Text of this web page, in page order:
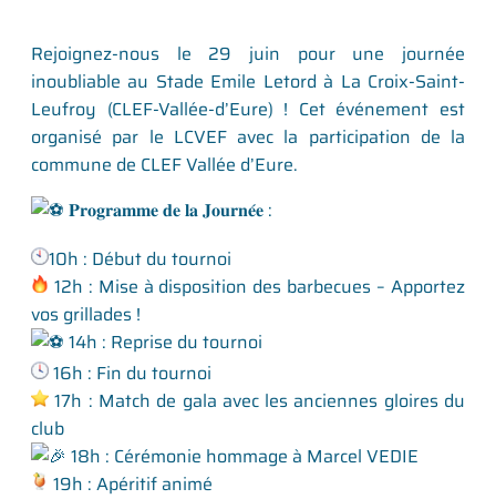
Rejoignez-nous le 29 juin pour une journée
inoubliable au Stade Emile Letord à La Croix-Saint-
Leufroy (CLEF-Vallée-d’Eure) ! Cet événement est
organisé par le LCVEFavec la participation de la
commune de CLEF Vallée d’Eure.
𝐏𝐫𝐨𝐠𝐫𝐚𝐦𝐦𝐞 𝐝𝐞 𝐥𝐚 𝐉𝐨𝐮𝐫𝐧𝐞́𝐞 :
10h : Début du tournoi
12h : Mise à disposition des barbecues – Apportez
vos grillades !
14h : Reprise du tournoi
16h : Fin du tournoi
17h : Match de gala avec les anciennes gloires du
club
18h : Cérémonie hommage à Marcel VEDIE
19h : Apéritif animé